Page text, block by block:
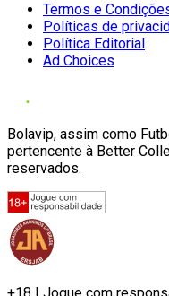
Termos e
Políticas de
Política Editorial
Ad Choices
Bolavip, assim como
pertencente à Better
reservados.